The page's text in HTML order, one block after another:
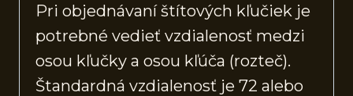
Pri objednávaní štítových kľučiek je
potrebné vedieť vzdialenosť medzi
osou kľučky a osou kľúča (rozteč).
Štandardná vzdialenosť je 72 alebo